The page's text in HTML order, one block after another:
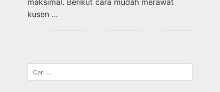
maksimal. Berikut cara mudah merawat
kusen …